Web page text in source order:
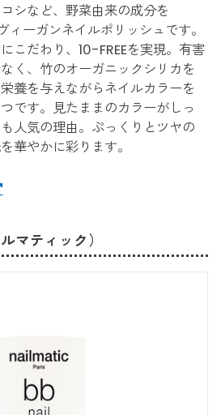
シなど、野菜由来の成分を
ーガンネイルポリッシュです。
こだわり、10-FREEを実現。有害
く、竹のオーガニックシリカを
養を与えながらネイルカラーを
です。見たままのカラーがしっ
人気の理由。ぷっくりとツヤの
華やかに彩ります。
マティック）